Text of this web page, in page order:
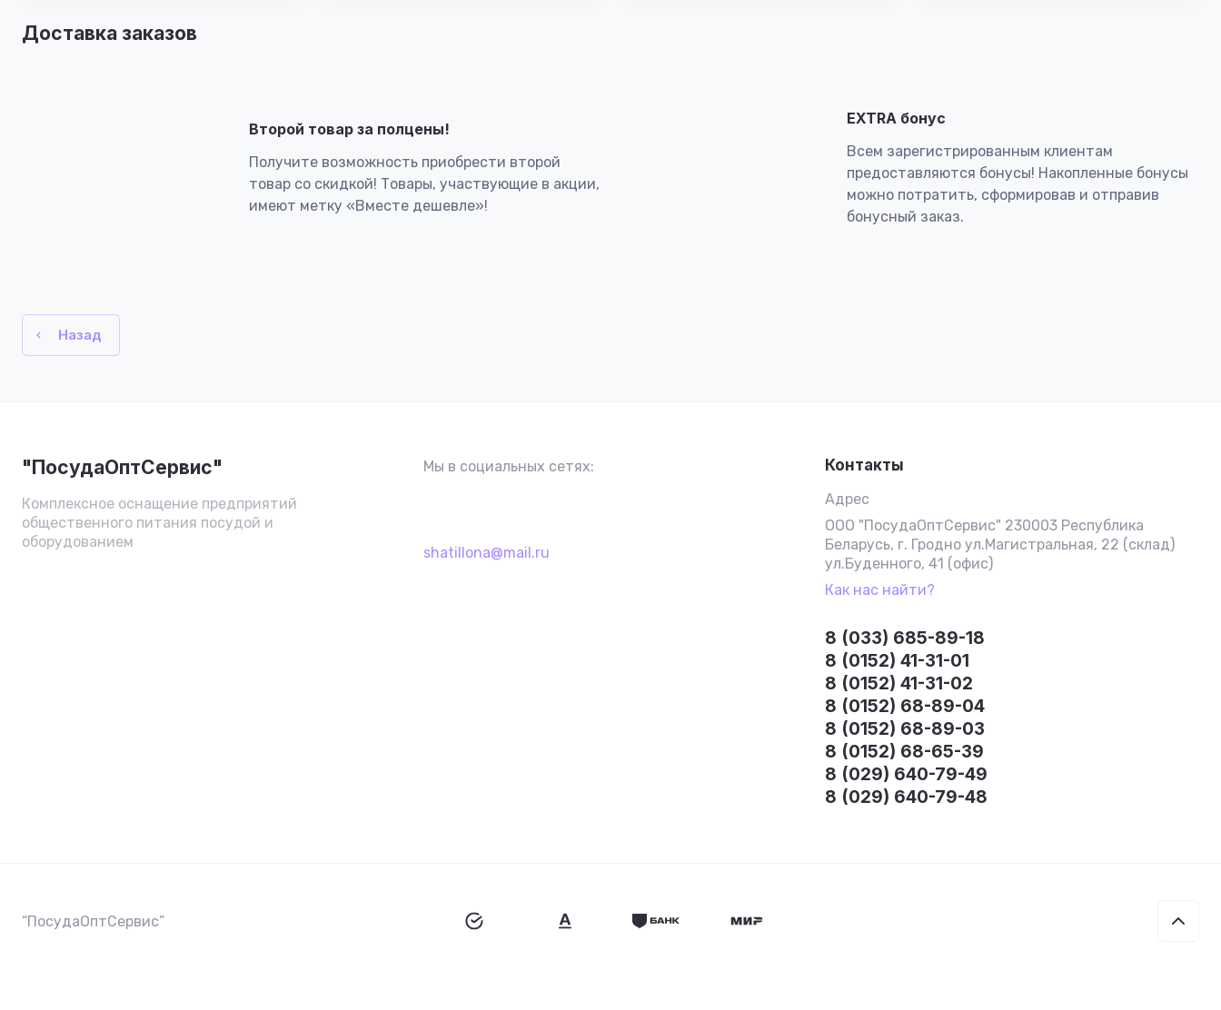
Доставка заказов
Второй товар за полцены!
Получите возможность приобрести второй
товар со скидкой! Товары, участвующие в акции,
имеют метку «Вместе дешевле»!
EXTRA бонус
Всем зарегистрированным клиентам
предоставляются бонусы! Накопленные бонусы
можно потратить, сформировав и отправив
бонусный заказ.
Назад
"ПосудаОптСервис"
Комплексное оснащение предприятий
общественного питания посудой и
оборудованием
Мы в социальных сетях:
shatillona@mail.ru
Контакты
Адрес
ООО "ПосудаОптСервис" 230003 Республика
Беларусь, г. Гродно ул.Магистральная, 22 (склад)
ул.Буденного, 41 (офис)
Как нас найти?
8 (033) 685-89-18
8 (0152) 41-31-01
8 (0152) 41-31-02
8 (0152) 68-89-04
8 (0152) 68-89-03
8 (0152) 68-65-39
8 (029) 640-79-49
8 (029) 640-79-48
“ПосудаОптСервис”